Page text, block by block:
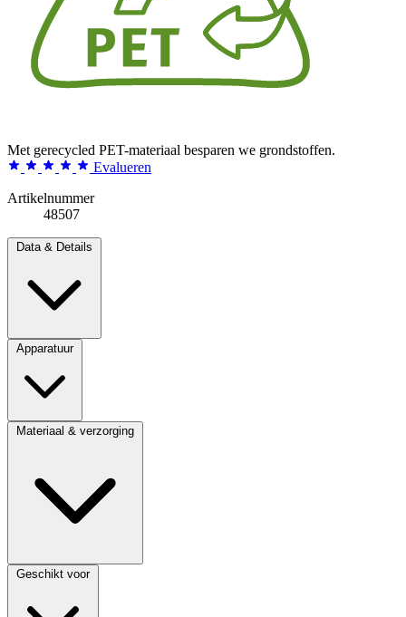
Met gerecycled PET-materiaal besparen we grondstoffen.
Evalueren
Artikelnummer
48507
Data & Details
Apparatuur
Materiaal & verzorging
Geschikt voor